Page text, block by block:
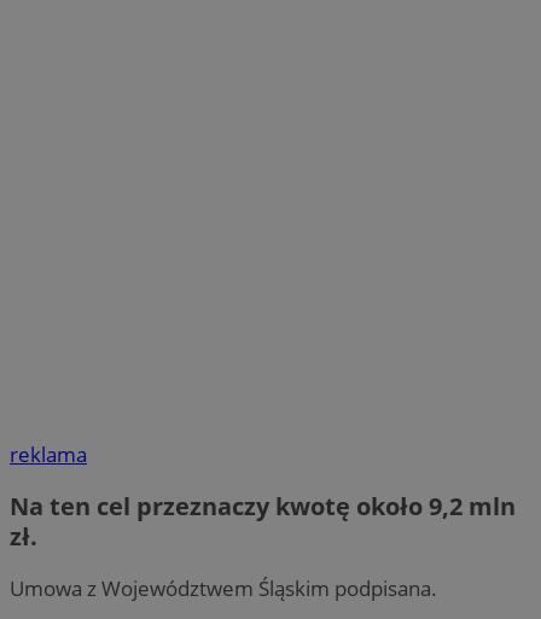
reklama
Na ten cel przeznaczy kwotę około 9,2 mln
zł.
Umowa z Województwem Śląskim podpisana.